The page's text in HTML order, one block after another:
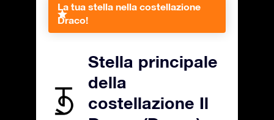
La tua stella nella costellazione
Draco!
Stella principale
della
costellazione Il